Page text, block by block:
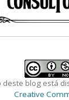
deste blog está
Creative